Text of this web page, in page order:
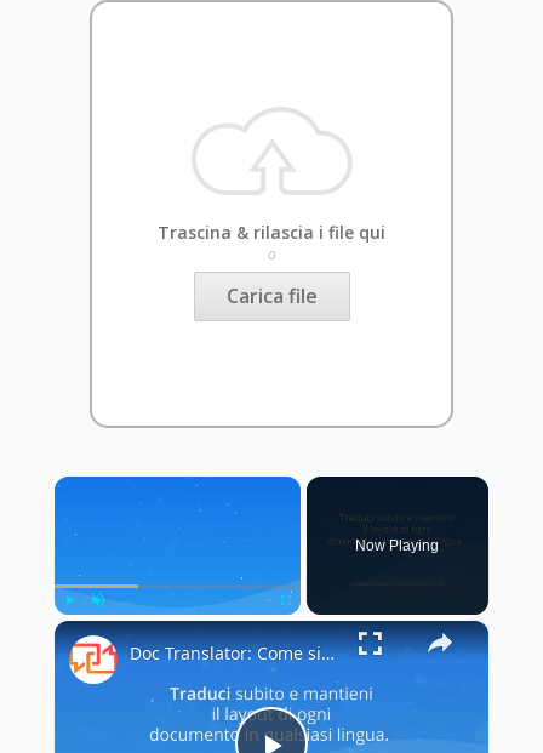
Trascina & rilascia i file qui
o
Carica file
×
Play Unmute Fullscreen
Now Playing
×
Doc Translator: Come si usa il traduttore di documenti?